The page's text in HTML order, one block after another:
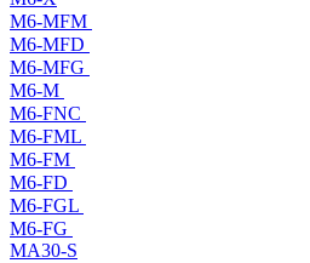
M6-MFM
M6-MFD
M6-MFG
M6-M
M6-FNC
M6-FML
M6-FM
M6-FD
M6-FGL
M6-FG
MA30-S